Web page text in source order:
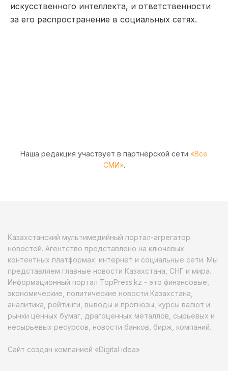
искусственного интеллекта, и ответственности
за его распространение в социальных сетях.
Наша редакция участвует в партнёрской сети «Все
СМИ».
Казахстанский мультимедийный портал-агрегатор
новостей. Агентство представлено на ключевых
контентных платформах: интернет и социальные сети. Мы
представляем главные новости Казахстана, СНГ и мира.
Информационный портал TopPress.kz - это финансовые,
экономические, политические новости Казахстана,
аналитика, рейтинги, выводы и прогнозы, курсы валют и
рынки ценных бумаг, драгоценных металлов, сырьевых и
несырьевых ресурсов, новости банков, бирж, компаний.
Сайт создан компанией «Digital idea»